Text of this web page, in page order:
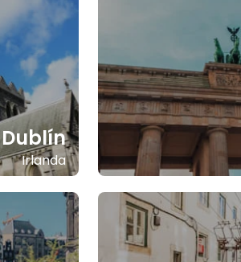
Dublín
Irlanda